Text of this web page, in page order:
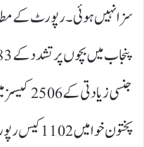
سزا نہیں ہوئی۔ رپورٹ کے
پختون خوا